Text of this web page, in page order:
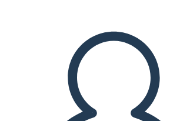
VYTVORIŤ STORYBOARD
PREHRAŤ PREZENTÁCIU
ČÍTAJ MI